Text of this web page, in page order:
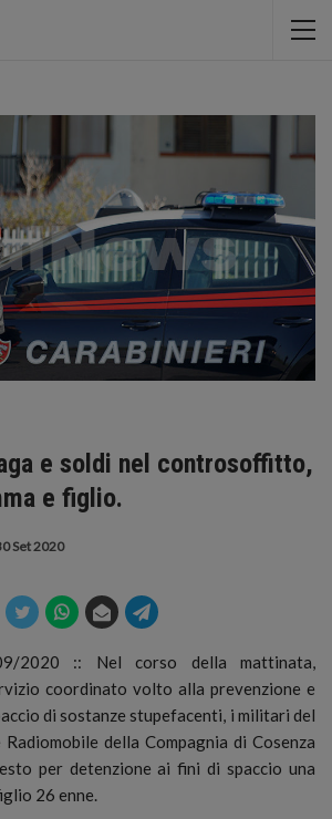
e soldi nel controsoffitto,
e figlio.
Set 2020
2020 :: Nel corso della mattinata,
coordinato volto alla prevenzione e
di sostanze stupefacenti, i militari del
della Compagnia di Cosenza
per detenzione ai fini di spaccio una
26 enne.